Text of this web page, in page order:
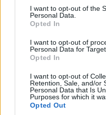
consent section.
I want to opt-out of the
Personal Data.
Opted In
I want to opt-out of
Personal Data for
Opted In
I want to opt-out of
Retention, Sale, and/or
Personal Data that Is
Purposes for which it
Opted Out
LG S20A
conferma
un aggiornamento
compatto, prestazioni
comeAI Sound Pro
analogico e l’assenza
possono richiedere
Dal punto di vista